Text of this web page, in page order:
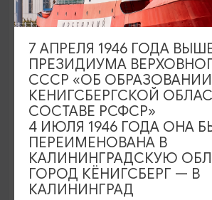
Куршская и Балтийская
08:00
7 АПРЕЛЯ 1946 ГОДА
ПРЕЗИДИУМА
СССР «ОБ ОБРАЗОВАНИИ
КЕНИГСБЕРГСКОЙ
СОСТАВЕ РСФСР»
4 ИЮЛЯ 1946 ГОДА ОНА
ПЕРЕИМЕНОВАНА В
КАЛИНИНГРАДСКУЮ
ГОРОД КЁНИГСБЕРГ — В
КАЛИНИНГРАД